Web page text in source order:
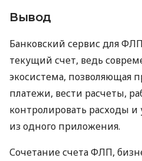
Вывод
Банковский сервис для
текущий счет, ведь
экосистема, позволяющая
платежи, вести расчеты,
контролировать расходы
из одного приложения.
Сочетание счета ФЛП,